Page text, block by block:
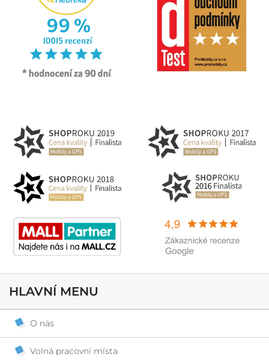
HLAVNÍ MENU
O nás
Volná pracovní místa